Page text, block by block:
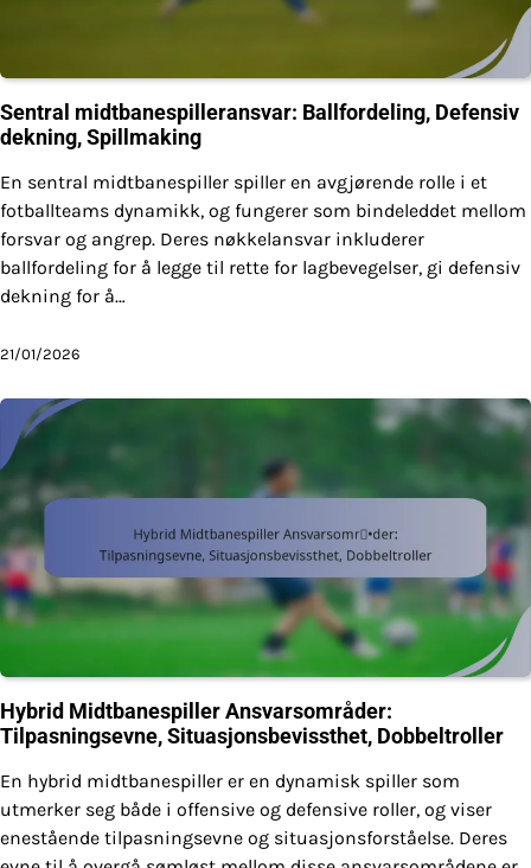
Sentral midtbanespilleransvar: Ballfordeling, Defensiv
dekning, Spillmaking
En sentral midtbanespiller spiller en avgjørende rolle i et
fotballteams dynamikk, og fungerer som bindeleddet mellom
forsvar og angrep. Deres nøkkelansvar inkluderer
ballfordeling for å legge til rette for lagbevegelser, gi defensiv
dekning for å…
21/01/2026
Hybrid Midtbanespiller Ansvarsområder:
Tilpasningsevne, Situasjonsbevissthet, Dobbeltroller
En hybrid midtbanespiller er en dynamisk spiller som
utmerker seg både i offensive og defensive roller, og viser
enestående tilpasningsevne og situasjonsforståelse. Deres